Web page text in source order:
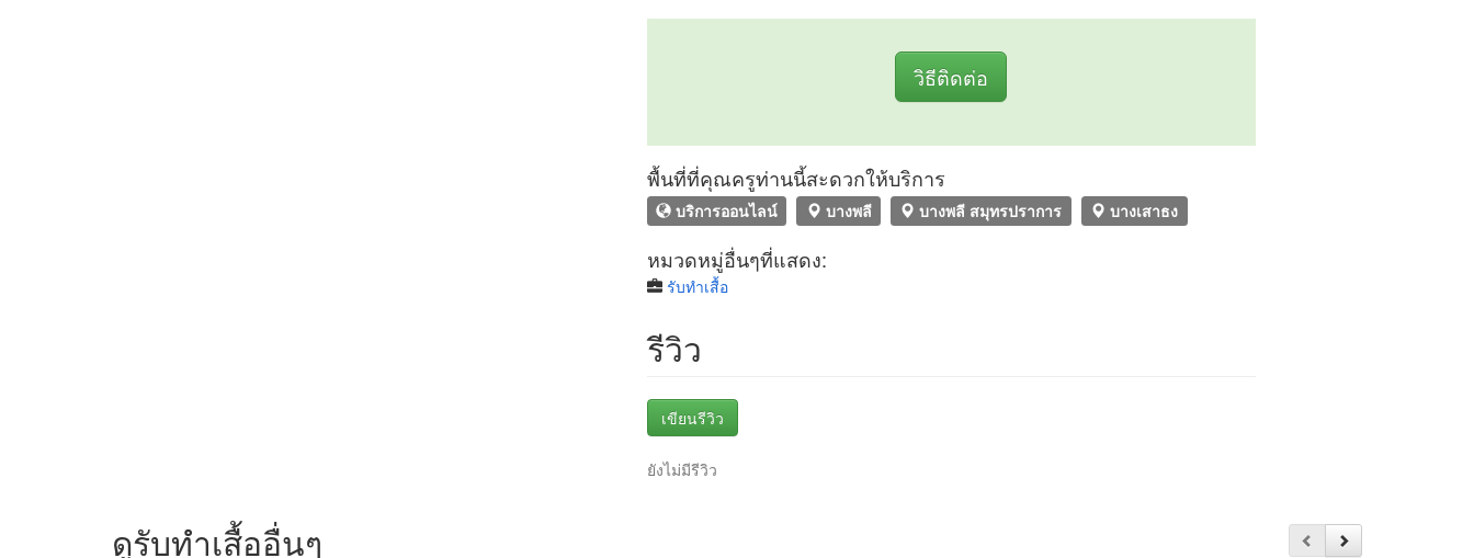
วิธีติดต่อ
พื้นที่ที่คุณครูท่านนี้สะดวกให้บริการ
บริการออนไลน์ บางพลี บางพลี สมุทรปราการ บางเสาธง
หมวดหมู่อื่นๆที่แสดง:
รับทำเสื้อ
รีวิว
เขียนรีวิว
ยังไม่มีรีวิว
ดูรับทำเสื้ออื่นๆ